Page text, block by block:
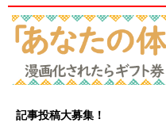
記事投稿大募集！